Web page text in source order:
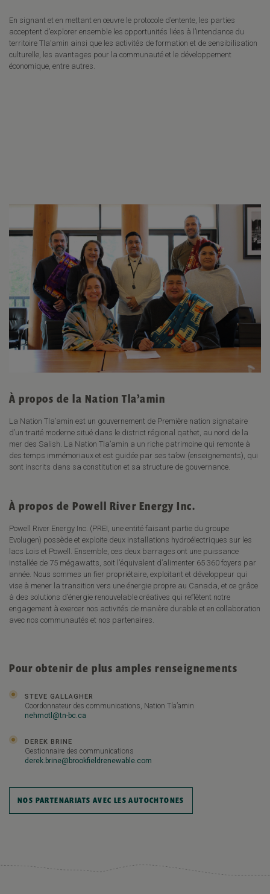
En signant et en mettant en œuvre le protocole d’entente, les parties
acceptent d’explorer ensemble les opportunités liées à l’intendance du
territoire Tla’amin ainsi que les activités de formation et de sensibilisation
culturelle, les avantages pour la communauté et le développement
économique, entre autres.
À propos de la Nation Tla’amin
La Nation Tla’amin est un gouvernement de Première nation signataire
d’un traité moderne situé dans le district régional qathet, au nord de la
mer des Salish. La Nation Tla’amin a un riche patrimoine qui remonte à
des temps immémoriaux et est guidée par ses ta’ow (enseignements), qui
sont inscrits dans sa constitution et sa structure de gouvernance.
À propos de Powell River Energy Inc.
Powell River Energy Inc. (PREI, une entité faisant partie du groupe
Evolugen) possède et exploite deux installations hydroélectriques sur les
lacs Lois et Powell. Ensemble, ces deux barrages ont une puissance
installée de 75 mégawatts, soit l’équivalent d’alimenter 65 360 foyers par
année. Nous sommes un fier propriétaire, exploitant et développeur qui
vise à mener la transition vers une énergie propre au Canada, et ce grâce
à des solutions d’énergie renouvelable créatives qui reflètent notre
engagement à exercer nos activités de manière durable et en collaboration
avec nos communautés et nos partenaires.
Pour obtenir de plus amples renseignements
STEVE GALLAGHER
Coordonnateur des communications, Nation Tla’amin
nehmotl@tn-bc.ca
DEREK BRINE
Gestionnaire des communications
derek.brine@brookfieldrenewable.com
NOS PARTENARIATS AVEC LES AUTOCHTONES